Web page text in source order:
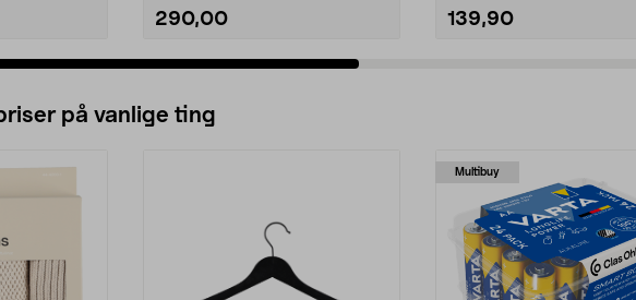
290,00 139,90
på vanlige ting
Multibuy